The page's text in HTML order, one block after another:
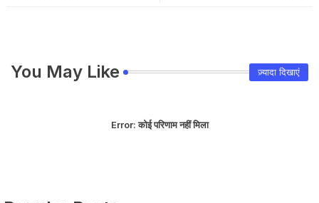
You May Like ज़्यादा दिखाएं
Error:कोई परिणाम नहीं मिला